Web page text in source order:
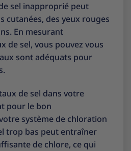
sel inapproprié peut
cutanées, des yeux rouges
En mesurant
de sel, vous pouvez vous
sont adéquats pour
de sel dans votre
pour le bon
système de chloration
trop bas peut entraîner
de chlore, ce qui